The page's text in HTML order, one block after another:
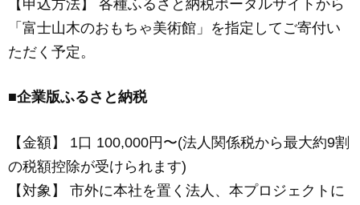
【申込方法】 各種ふるさと納税ポータルサイトから
「富士山木のおもちゃ美術館」を指定してご寄付い
ただく予定。
■企業版ふるさと納税
【金額】 1口 100,000円〜(法人関係税から最大約9割
の税額控除が受けられます)
【対象】 市外に本社を置く法人、本プロジェクトに